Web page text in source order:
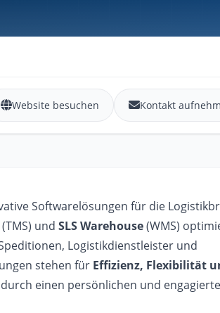
Website besuchen Kontakt
Softwarelösungen für die
(TMS) und SLS Warehouse(WMS)
Logistikdienstleister und
stehen für Effizienz, Flexibilität
einen persönlichen und